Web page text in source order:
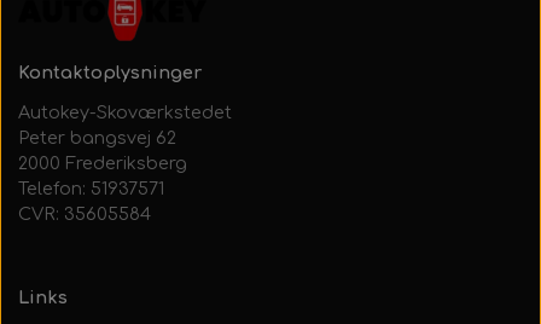
Kontaktoplysninger
Autokey-Skoværkstedet
Peter bangsvej 62
2000 Frederiksberg
Telefon: 51937571
CVR: 35605584
Links